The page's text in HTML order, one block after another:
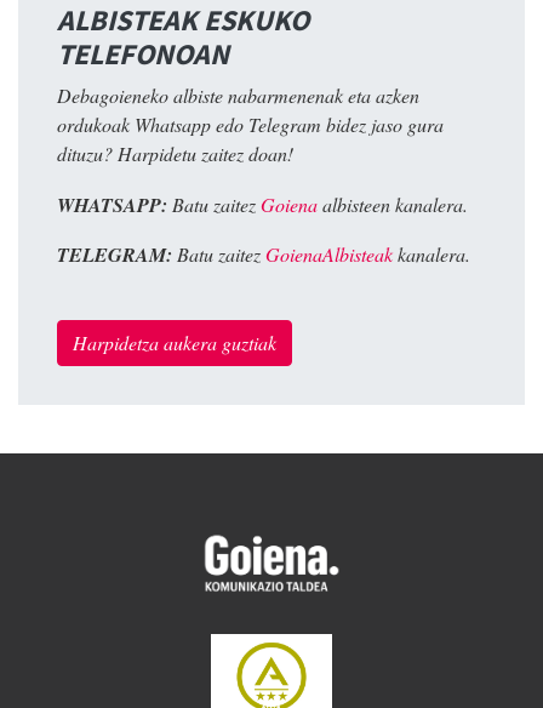
ALBISTEAK ESKUKO
TELEFONOAN
Debagoieneko albiste nabarmenenak eta azken
ordukoak Whatsapp edo Telegram bidez jaso gura
dituzu? Harpidetu zaitez doan!
WHATSAPP: Batu zaitezGoienaalbisteen kanalera.
TELEGRAM: Batu zaitezGoienaAlbisteakkanalera.
Harpidetza aukera guztiak